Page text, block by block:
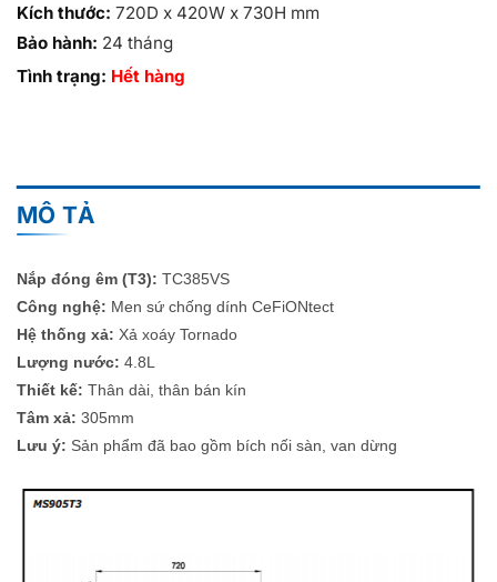
Kích thước: 720D x 420W x 730H mm
Bảo hành: 24 tháng
Tình trạng: Hết hàng
MÔ TẢ
Nắp đóng êm (T3): TC385VS
Công nghệ: Men sứ chống dính CeFiONtect
Hệ thống xả: Xả xoáy Tornado
Lượng nước: 4.8L
Thiết kế: Thân dài, thân bán kín
Tâm xả: 305mm
Lưu ý: Sản phẩm đã bao gồm bích nối sàn, van dừng